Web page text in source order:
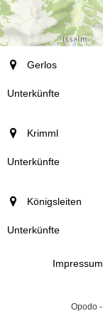
Ort
Unterkünfte
Gerlos
Krimml
Königsleiten
Impressum